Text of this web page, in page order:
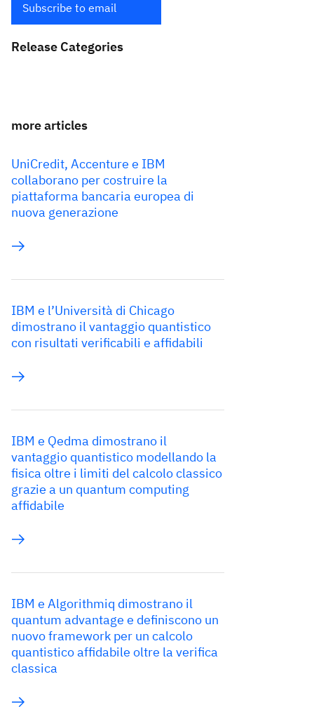
Subscribe to email
Release Categories
more articles
UniCredit, Accenture e IBM
collaborano per costruire la
piattaforma bancaria europea di
nuova generazione
IBM e l’Università di Chicago
dimostrano il vantaggio quantistico
con risultati verificabili e affidabili
IBM e Qedma dimostrano il
vantaggio quantistico modellando la
fisica oltre i limiti del calcolo classico
grazie a un quantum computing
affidabile
IBM e Algorithmiq dimostrano il
quantum advantage e definiscono un
nuovo framework per un calcolo
quantistico affidabile oltre la verifica
classica